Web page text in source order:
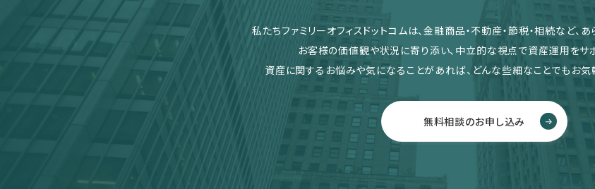
私たちファミリーオフィスドットコムは、金融商品・不動産・節税・相続など、
お客様の価値観や状況に寄り添い、中立的な視点で資産運用をサポ
資産に関するお悩みや気になることがあれば、どんな些細なことでもお気
無料相談のお申し込み